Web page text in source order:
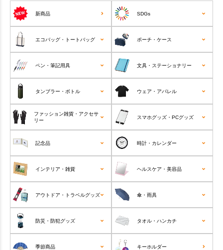
新商品 SDGs
エコバッグ・トートバッグ ポーチ・ケース
ペン・筆記用具 文具・ステーショナリー
タンブラー・ボトル ウェア・アパレル
ファッション雑貨・アクセサ
リー
スマホグッズ・PCグッズ
記念品 時計・カレンダー
インテリア・雑貨 ヘルスケア・美容品
アウトドア・トラベルグッズ 傘・雨具
防災・防犯グッズ タオル・ハンカチ
季節商品 キーホルダー